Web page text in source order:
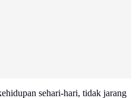
sehari-hari, tidak jarang